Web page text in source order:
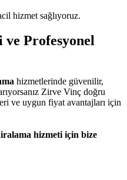
hizmet sağlıyoruz.
Profesyonel
hizmetlerinde güvenilir,
Zirve Vinç doğru
ve uygun fiyat avantajları için
hizmeti için bize